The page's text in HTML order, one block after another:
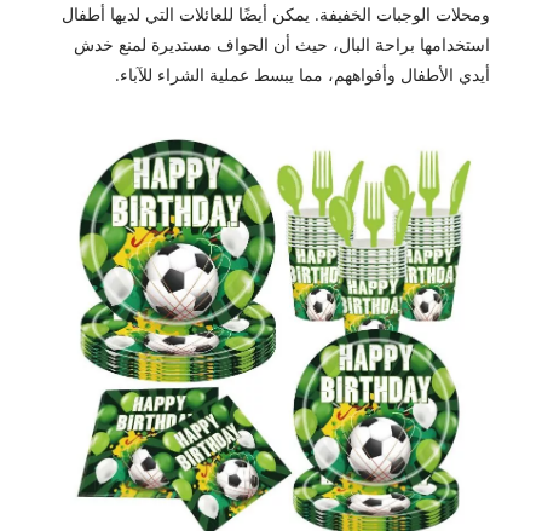
ومحلات الوجبات الخفيفة. يمكن أيضًا للعائلات التي لديها أطفال
استخدامها براحة البال، حيث أن الحواف مستديرة لمنع خدش
أيدي الأطفال وأفواههم، مما يبسط عملية الشراء للآباء.